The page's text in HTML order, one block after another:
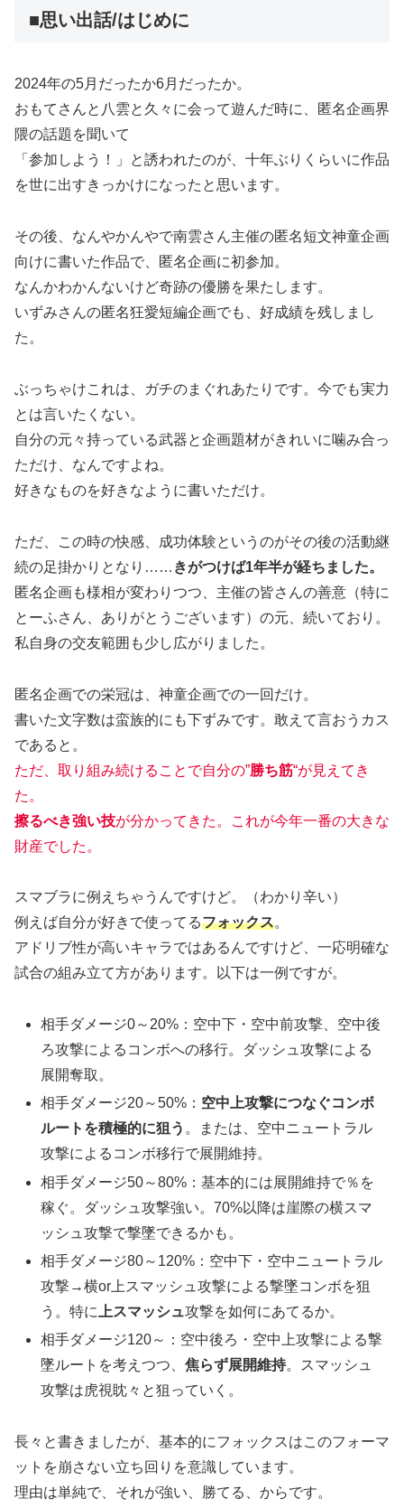
■思い出話/はじめに
2024年の5月だったか6月だったか。
おもてさんと八雲と久々に会って遊んだ時に、匿名企画界
隈の話題を聞いて
「参加しよう！」と誘われたのが、十年ぶりくらいに作品
を世に出すきっかけになったと思います。
その後、なんやかんやで南雲さん主催の匿名短文神童企画
向けに書いた作品で、匿名企画に初参加。
なんかわかんないけど奇跡の優勝を果たします。
いずみさんの匿名狂愛短編企画でも、好成績を残しまし
た。
ぶっちゃけこれは、ガチのまぐれあたりです。今でも実力
とは言いたくない。
自分の元々持っている武器と企画題材がきれいに噛み合っ
ただけ、なんですよね。
好きなものを好きなように書いただけ。
ただ、この時の快感、成功体験というのがその後の活動継
続の足掛かりとなり…… きがつけば1年半が経ちました。
匿名企画も様相が変わりつつ、主催の皆さんの善意（特に
とーふさん、ありがとうございます）の元、続いており。
私自身の交友範囲も少し広がりました。
匿名企画での栄冠は、神童企画での一回だけ。
書いた文字数は蛮族的にも下ずみです。敢えて言おうカス
であると。
ただ、取り組み続けることで自分の”勝ち筋“が見えてき
た。
擦るべき強い技が分かってきた。これが今年一番の大きな
財産でした。
スマブラに例えちゃうんですけど。（わかり辛い）
例えば自分が好きで使ってるフォックス。
アドリブ性が高いキャラではあるんですけど、一応明確な
試合の組み立て方があります。以下は一例ですが。
相手ダメージ0～20%：空中下・空中前攻撃、空中後
ろ攻撃によるコンボへの移行。ダッシュ攻撃による
展開奪取。
相手ダメージ20～50%： 空中上攻撃につなぐコンボ
ルートを積極的に狙う 。または、空中ニュートラル
攻撃によるコンボ移行で展開維持。
相手ダメージ50～80%：基本的には展開維持で％を
稼ぐ。ダッシュ攻撃強い。70%以降は崖際の横スマ
ッシュ攻撃で撃墜できるかも。
相手ダメージ80～120%：空中下・空中ニュートラル
攻撃→横or上スマッシュ攻撃による撃墜コンボを狙
う。特に
上スマッシュ攻撃を如何にあてるか。
相手ダメージ120～：空中後ろ・空中上攻撃による撃
墜ルートを考えつつ、焦らず展開維持。スマッシュ
攻撃は虎視眈々と狙っていく。
長々と書きましたが、基本的にフォックスはこのフォーマ
ットを崩さない立ち回りを意識しています。
理由は単純で、それが強い、勝てる、からです。